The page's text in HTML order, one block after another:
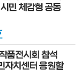
민 체감형 공동
품전시회 참석
자치센터 응원할